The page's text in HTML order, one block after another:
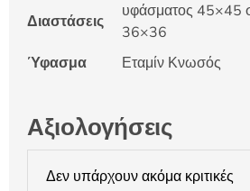
Διαστάσεις
υφάσματος 45×45
36×36
Ύφασμα
Εταμίν Κνωσός
Αξιολογήσεις
Δεν υπάρχουν ακόμα κριτικές